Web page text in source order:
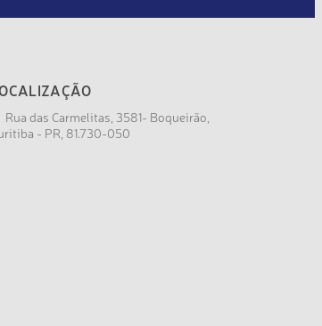
Rua das Carmelitas, 3581- Boqueirão,
- PR, 81.730-050